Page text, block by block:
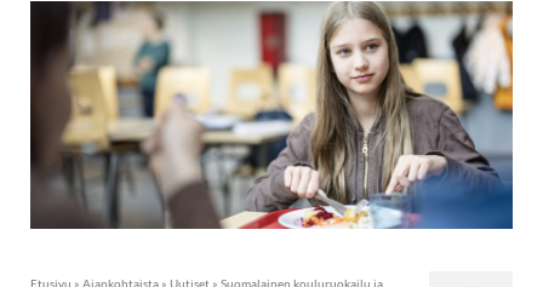
Etusivu » Ajankohtaista » Uutiset » Suomalainen kouluruokailu ja